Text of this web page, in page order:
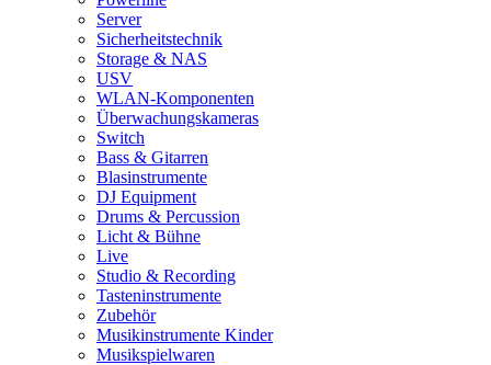
Server
Sicherheitstechnik
Storage & NAS
USV
WLAN-Komponenten
Überwachungskameras
Switch
Bass & Gitarren
Blasinstrumente
DJ Equipment
Drums & Percussion
Licht & Bühne
Live
Studio & Recording
Tasteninstrumente
Zubehör
Musikinstrumente Kinder
Musikspielwaren